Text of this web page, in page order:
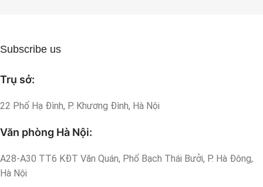
Subscribe us
Trụ sở:
22 Phố Hạ Đình, P. Khương Đình, Hà Nội
Văn phòng Hà Nội:
A28-A30 TT6 KĐT Văn Quán, Phố Bạch Thái Bưởi, P. Hà Đông,
Hà Nội